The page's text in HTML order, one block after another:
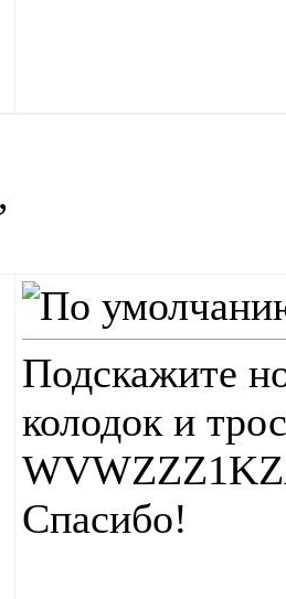
Подскажите
колодок и
Спасибо!